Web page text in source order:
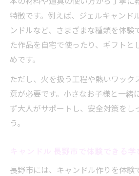
特徴です。例えば、ジェルキャンド
ンドルなど、さまざまな種類を体験
た作品を自宅で使ったり、ギフトと
めです。
ただし、火を扱う工程や熱いワック
意が必要です。小さなお子様と一緒
ず大人がサポートし、安全対策をし
う。
長野市には、キャンドル作りを体験